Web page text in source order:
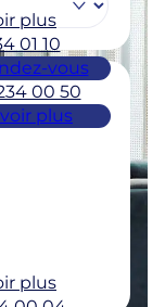
plus
01 10
vous
plus
00 50
plus